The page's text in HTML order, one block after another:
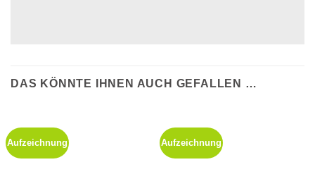
DAS KÖNNTE IHNEN AUCH GEFALLEN …
Aufzeichnung Aufzeichnung